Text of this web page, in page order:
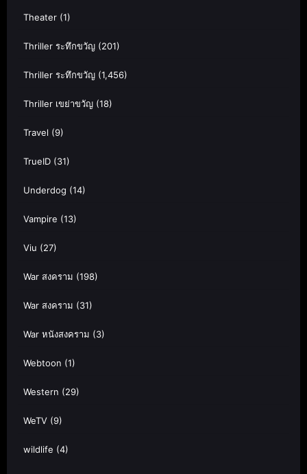
Theater (1)
Thriller ระทึกขวัญ (201)
Thriller ระทึกขวัญ (1,456)
Thriller เขย่าขวัญ (18)
Travel (9)
TrueID (31)
Underdog (14)
Vampire (13)
Viu (27)
War สงคราม (198)
War สงคราม (31)
War หนังสงคราม (3)
Webtoon (1)
Western (29)
WeTV (9)
wildlife (4)